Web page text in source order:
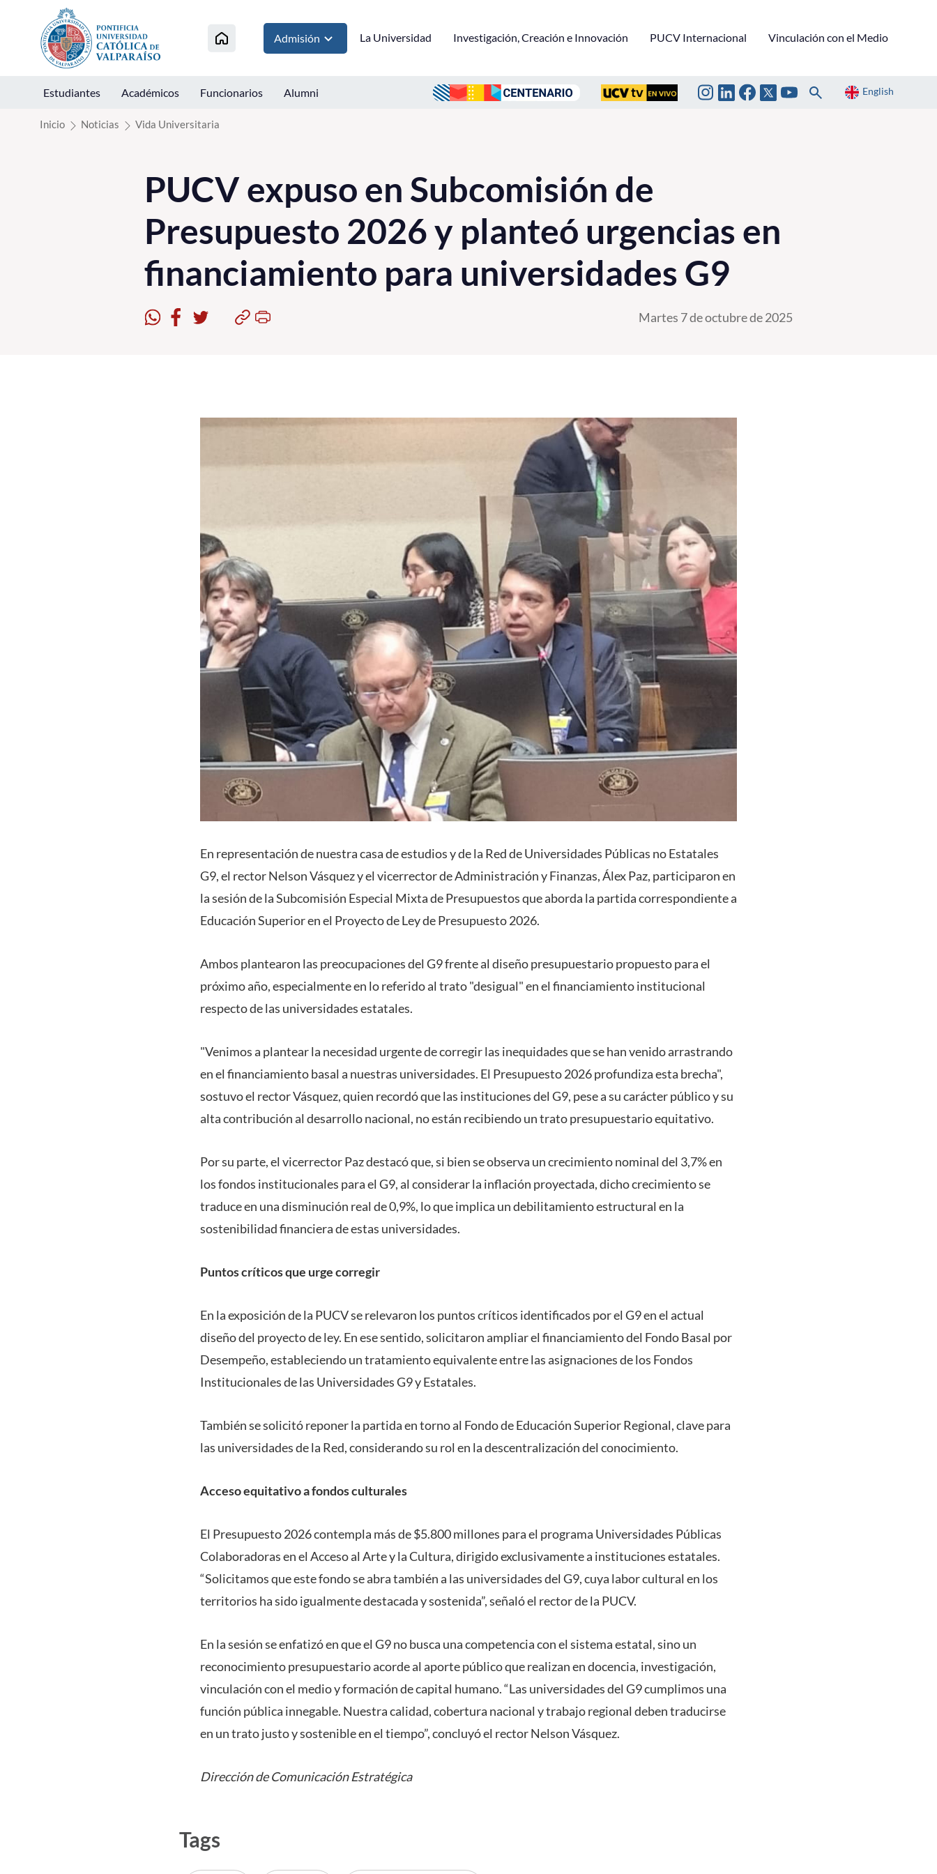
Click acá para ir directamente al contenido
Admisión La Universidad Investigación, Creación e Innovación PUCV Internacional Vinculación con el Medio
Estudiantes Académicos Funcionarios Alumni English
Inicio Noticias Vida Universitaria
PUCV expuso en Subcomisión de
Presupuesto 2026 y planteó urgencias en
financiamiento para universidades G9
Martes 7 de octubre de 2025
En representación de nuestra casa de estudios y de la Red de Universidades Públicas no Estatales
G9, el rector Nelson Vásquez y el vicerrector de Administración y Finanzas, Álex Paz, participaron en
la sesión de la Subcomisión Especial Mixta de Presupuestos que aborda la partida correspondiente a
Educación Superior en el Proyecto de Ley de Presupuesto 2026.
Ambos plantearon las preocupaciones del G9 frente al diseño presupuestario propuesto para el
próximo año, especialmente en lo referido al trato "desigual" en el financiamiento institucional
respecto de las universidades estatales.
"Venimos a plantear la necesidad urgente de corregir las inequidades que se han venido arrastrando
en el financiamiento basal a nuestras universidades. El Presupuesto 2026 profundiza esta brecha",
sostuvo el rector Vásquez, quien recordó que las instituciones del G9, pese a su carácter público y su
alta contribución al desarrollo nacional, no están recibiendo un trato presupuestario equitativo.
Por su parte, el vicerrector Paz destacó que, si bien se observa un crecimiento nominal del 3,7% en
los fondos institucionales para el G9, al considerar la inflación proyectada, dicho crecimiento se
traduce en una disminución real de 0,9%, lo que implica un debilitamiento estructural en la
sostenibilidad financiera de estas universidades.
Puntos críticos que urge corregir
En la exposición de la PUCV se relevaron los puntos críticos identificados por el G9 en el actual
diseño del proyecto de ley. En ese sentido, solicitaron ampliar el financiamiento del Fondo Basal por
Desempeño, estableciendo un tratamiento equivalente entre las asignaciones de los Fondos
Institucionales de las Universidades G9 y Estatales.
También se solicitó reponer la partida en torno al Fondo de Educación Superior Regional, clave para
las universidades de la Red, considerando su rol en la descentralización del conocimiento.
Acceso equitativo a fondos culturales
El Presupuesto 2026 contempla más de $5.800 millones para el programa Universidades Públicas
Colaboradoras en el Acceso al Arte y la Cultura, dirigido exclusivamente a instituciones estatales.
“Solicitamos que este fondo se abra también a las universidades del G9, cuya labor cultural en los
territorios ha sido igualmente destacada y sostenida”, señaló el rector de la PUCV.
En la sesión se enfatizó en que el G9 no busca una competencia con el sistema estatal, sino un
reconocimiento presupuestario acorde al aporte público que realizan en docencia, investigación,
vinculación con el medio y formación de capital humano. “Las universidades del G9 cumplimos una
función pública innegable. Nuestra calidad, cobertura nacional y trabajo regional deben traducirse
en un trato justo y sostenible en el tiempo”, concluyó el rector Nelson Vásquez.
Dirección de Comunicación Estratégica
Tags